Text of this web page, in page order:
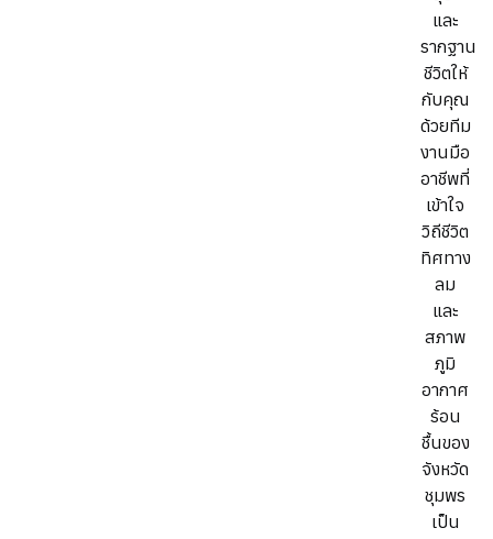
และ
รากฐาน
ชีวิตให้
กับคุณ
ด้วยทีม
งานมือ
อาชีพที่
เข้าใจ
วิถีชีวิต
ทิศทาง
ลม
และ
สภาพ
ภูมิ
อากาศ
ร้อน
ชื้นของ
จังหวัด
ชุมพร
เป็น